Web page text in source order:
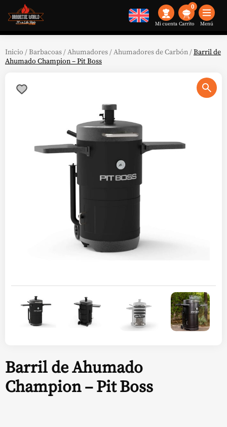
Mi cuenta
0
Menú
Inicio /Barbacoas /Ahumadores /Ahumadores de Carbón /Barril de
Ahumado Champion – Pit Boss
Barril de Ahumado
Champion – Pit Boss